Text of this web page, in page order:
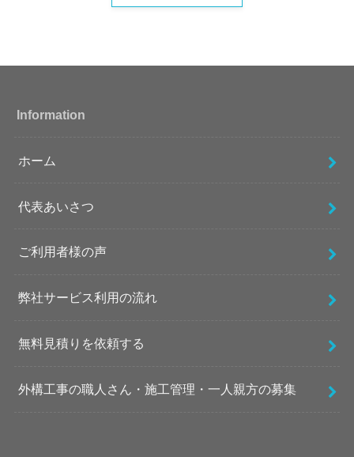
Information
ホーム
代表あいさつ
ご利用者様の声
弊社サービス利用の流れ
無料見積りを依頼する
外構工事の職人さん・施工管理・一人親方の募集